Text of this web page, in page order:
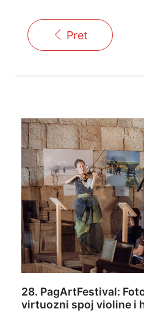
Pret
28. PagArtFestival:
virtuozni spoj violine i